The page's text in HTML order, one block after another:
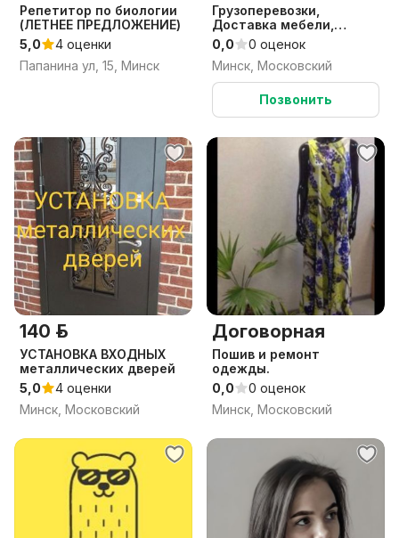
Репетитор по биологии
(ЛЕТНЕЕ ПРЕДЛОЖЕНИЕ)
5,0
4 оценки
Папанина ул, 15, Минск
Грузоперевозки,
Доставка мебели,
техники / Минск,
Беларусь
0,0
0 оценок
Минск, Московский
Позвонить
140 р.
УСТАНОВКА ВХОДНЫХ
металлических дверей
5,0
4 оценки
Минск, Московский
Договорная
Пошив и ремонт
одежды.
0,0
0 оценок
Минск, Московский